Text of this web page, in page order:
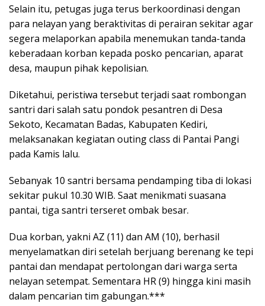
Selain itu, petugas juga terus berkoordinasi dengan
para nelayan yang beraktivitas di perairan sekitar agar
segera melaporkan apabila menemukan tanda-tanda
keberadaan korban kepada posko pencarian, aparat
desa, maupun pihak kepolisian.
Diketahui, peristiwa tersebut terjadi saat rombongan
santri dari salah satu pondok pesantren di Desa
Sekoto, Kecamatan Badas, Kabupaten Kediri,
melaksanakan kegiatan outing class di Pantai Pangi
pada Kamis lalu.
Sebanyak 10 santri bersama pendamping tiba di lokasi
sekitar pukul 10.30 WIB. Saat menikmati suasana
pantai, tiga santri terseret ombak besar.
Dua korban, yakni AZ (11) dan AM (10), berhasil
menyelamatkan diri setelah berjuang berenang ke tepi
pantai dan mendapat pertolongan dari warga serta
nelayan setempat. Sementara HR (9) hingga kini masih
dalam pencarian tim gabungan.***